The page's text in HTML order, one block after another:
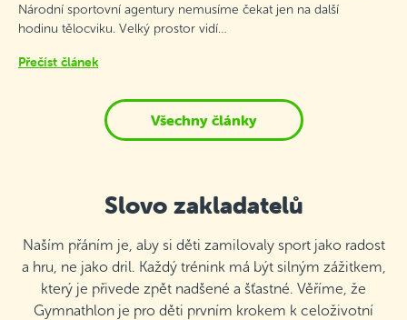
Národní sportovní agentury nemusíme čekat jen na další
hodinu tělocviku. Velký prostor vidí…
Přečíst článek
Všechny články
Slovo zakladatelů
Naším přáním je, aby si děti zamilovaly sport jako radost
a hru, ne jako dril. Každý trénink má být silným zážitkem,
který je přivede zpět nadšené a šťastné. Věříme, že
Gymnathlon je pro děti prvním krokem k celoživotní